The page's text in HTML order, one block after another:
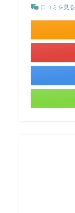
口コミを見る